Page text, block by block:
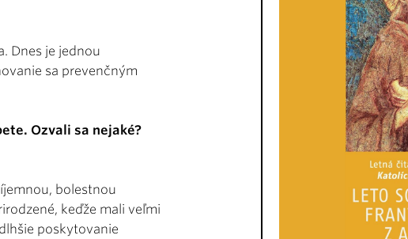
Dnes je jednou
sa prevenčným
Ozvali sa nejaké?
bolestnou
keďže mali veľmi
poskytovanie